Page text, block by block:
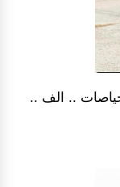
.. الف ..